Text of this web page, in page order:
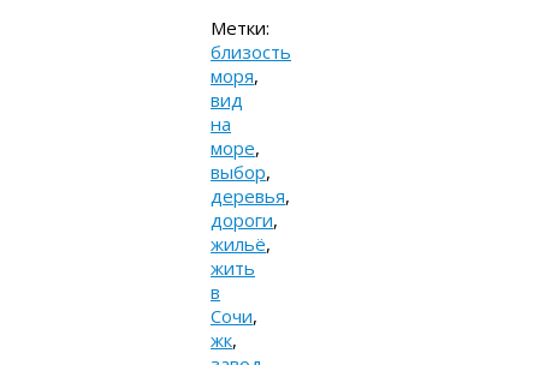
Метки:
близость
моря,
вид
на
море,
выбор,
деревья,
дороги,
жильё,
жить
в
Сочи,
жк,